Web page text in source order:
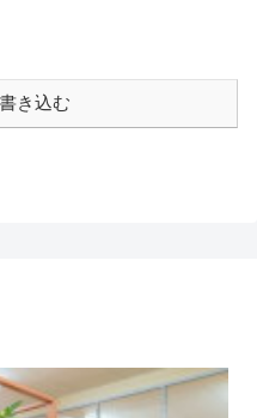
き込む